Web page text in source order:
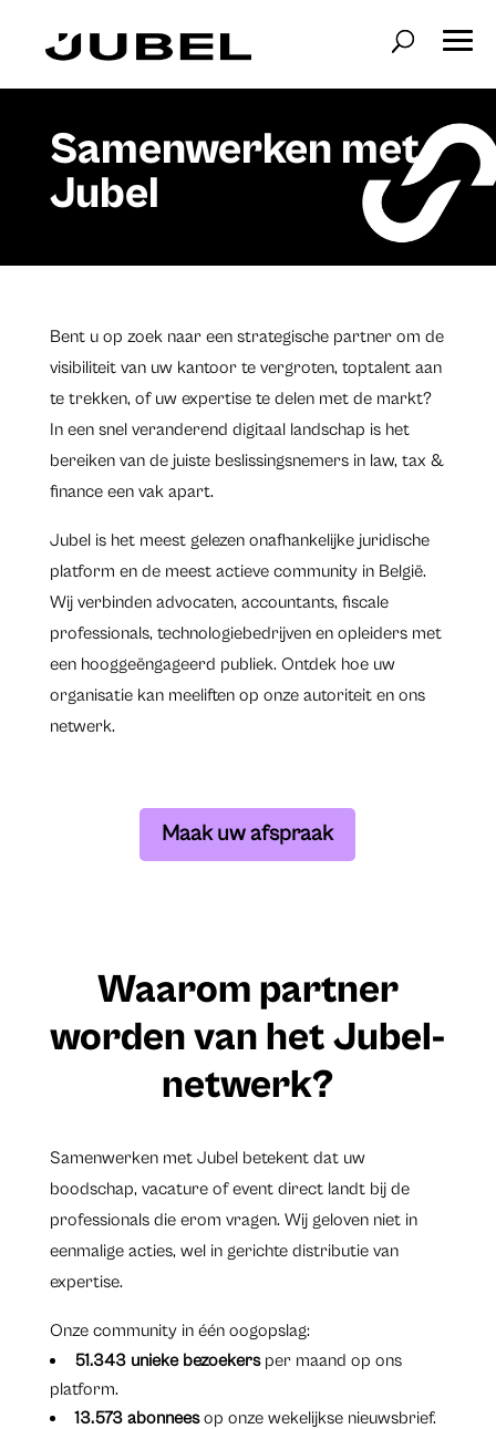
Samenwerken met
Jubel
Bent u op zoek naar een strategische partner om de
visibiliteit van uw kantoor te vergroten, toptalent aan
te trekken, of uw expertise te delen met de markt?
In een snel veranderend digitaal landschap is het
bereiken van de juiste beslissingsnemers in law, tax &
finance een vak apart.
Jubel is het meest gelezen onafhankelijke juridische
platform en de meest actieve community in België.
Wij verbinden advocaten, accountants, fiscale
professionals, technologiebedrijven en opleiders met
een hooggeëngageerd publiek. Ontdek hoe uw
organisatie kan meeliften op onze autoriteit en ons
netwerk.
Maak uw afspraak
Waarom partner
worden van het Jubel-
netwerk?
Samenwerken met Jubel betekent dat uw
boodschap, vacature of event direct landt bij de
professionals die erom vragen. Wij geloven niet in
eenmalige acties, wel in gerichte distributie van
expertise.
Onze community in één oogopslag:
51.343 unieke bezoekersper maand op ons
platform.
13.573 abonneesop onze wekelijkse nieuwsbrief.